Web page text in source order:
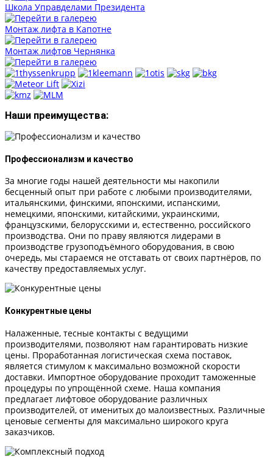
Школа Управделами Президента
Монтаж лифта в Капотне
Монтаж лифтов Чернянка
Наши преимущества:
Профессионализм и качество
За многие годы нашей деятельности мы накопили
бесценный опыт при работе с любыми производителями,
итальянскими, финскими, японскими, испанскими,
немецкими, японскими, китайскими, украинскими,
французскими, белорусскими и, естественно, российского
производства. Они по праву являются лидерами в
производстве грузоподъёмного оборудования, в свою
очередь, мы стараемся не отставать от своих партнёров, по
качеству предоставляемых услуг.
Конкурентные цены
Налаженные, тесные контакты с ведущими
производителями, позволяют нам гарантировать низкие
цены. Проработанная логистическая схема поставок,
является стимулом к максимально возможной скорости
доставки. Импортное оборудование проходит таможенные
процедуры по упрощённой схеме. Наша компания
предлагает лифтовое оборудование различных
производителей, от именитых до малоизвестных. Различные
ценовые сегменты для максимально широкого круга
заказчиков.